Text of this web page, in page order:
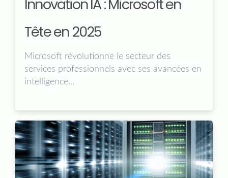
Innovation IA : Microsoft en
Tête en 2025
Microsoft révolutionne le secteur des
services professionnels avec ses avancées en
intelligence...